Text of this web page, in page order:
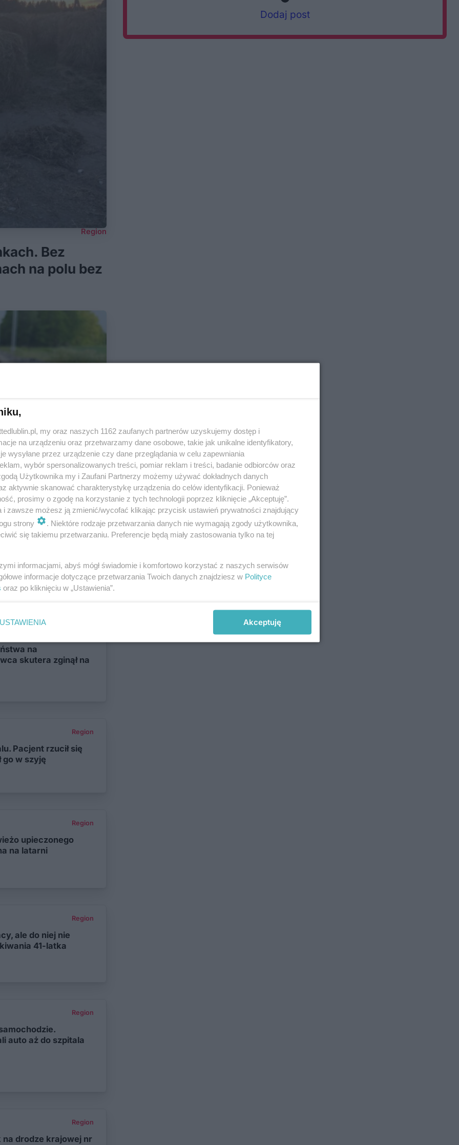
Region
Bez
na polu bez
przejeździe
na
skutera zginął na
Region
Pacjent rzucił się
go w szyję
Region
upieczonego
na latarni
Region
ale do niej nie
41-latka
Region
auto aż do szpitala
Region
drodze krajowej nr
Dodaj post
my oraz naszych 1162 zaufanych partnerów uzyskujemy dostęp i
na urządzeniu oraz przetwarzamy dane osobowe, takie jak unikalne identyfikatory,
wysyłane przez urządzenie czy dane przeglądania w celu zapewniania
wybór spersonalizowanych treści, pomiar reklam i treści, badanie odbiorców oraz
Użytkownika my i Zaufani Partnerzy możemy używać dokładnych danych
aktywnie skanować charakterystykę urządzenia do celów identyfikacji. Ponieważ
prosimy o zgodę na korzystanie z tych technologii poprzez kliknięcie „Akceptuję”.
i zawsze możesz ją zmienić/wycofać klikając przycisk ustawień prywatności znajdujący
strony
. Niektóre rodzaje przetwarzania danych nie wymagają zgody użytkownika,
się takiemu przetwarzaniu. Preferencje będą miały zastosowania tylko na tej
informacjami, abyś mógł świadomie i komfortowo korzystać z naszych serwisów
informacje dotyczące przetwarzania Twoich danych znajdziesz w Polityce
oraz po kliknięciu w „Ustawienia”.
USTAWIENIA Akceptuję